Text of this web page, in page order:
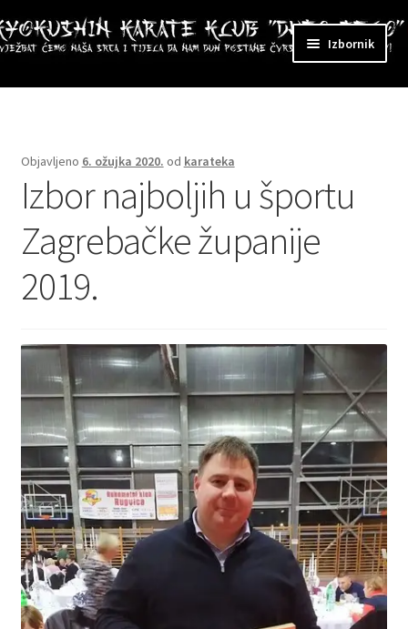
Preskoči
na
Skoči
do
Izbornik
Objavljeno 6. ožujka 2020. od karateka
Izbor najboljih u športu
Zagrebačke županije
2019.